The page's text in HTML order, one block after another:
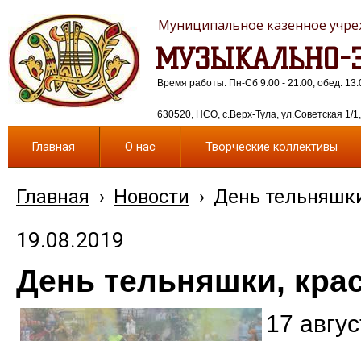
МУЗЫКАЛЬНО-
Муниципальное казенное
630520, НСО, с.Верх-Тула, ул.Советская 1/
Время работы: Пн-Сб 9:00 - 21:00, обед:
Главная О нас Творческие коллективы
Главная › Новости › День
19.08.2019
День тельняшки,
17